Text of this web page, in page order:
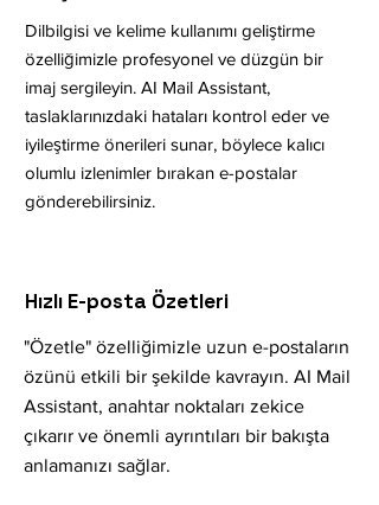
Dilbilgisi ve kelime kullanımı geliştirme
özelliğimizle profesyonel ve düzgün bir
imaj sergileyin. AI Mail Assistant,
taslaklarınızdaki hataları kontrol eder ve
iyileştirme önerileri sunar, böylece kalıcı
olumlu izlenimler bırakan e-postalar
gönderebilirsiniz.
Hızlı E-posta Özetleri
"Özetle" özelliğimizle uzun e-postaların
özünü etkili bir şekilde kavrayın. AI Mail
Assistant, anahtar noktaları zekice
çıkarır ve önemli ayrıntıları bir bakışta
anlamanızı sağlar.